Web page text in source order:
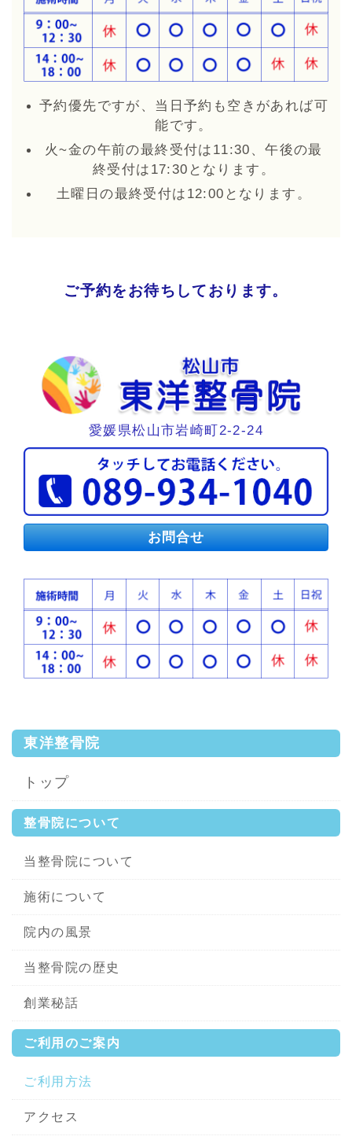
予約優先ですが、当日予約も空きがあれば可
能です。
火~金の午前の最終受付は11:30、午後の最
終受付は17:30となります。
土曜日の最終受付は12:00となります。
ご予約をお待ちしております。
愛媛県松山市岩崎町2-2-24
お問合せ
東洋整骨院
トップ
整骨院について
当整骨院について
施術について
院内の風景
当整骨院の歴史
創業秘話
ご利用のご案内
ご利用方法
アクセス